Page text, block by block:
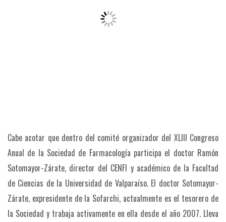
Cabe acotar que dentro del comité organizador del XLIII Congreso
Anual de la Sociedad de Farmacología participa el doctor Ramón
Sotomayor-Zárate, director del CENFI y académico de la Facultad
de Ciencias de la Universidad de Valparaíso. El doctor Sotomayor-
Zárate, expresidente de la Sofarchi, actualmente es el tesorero de
la Sociedad y trabaja activamente en ella desde el año 2007. Lleva